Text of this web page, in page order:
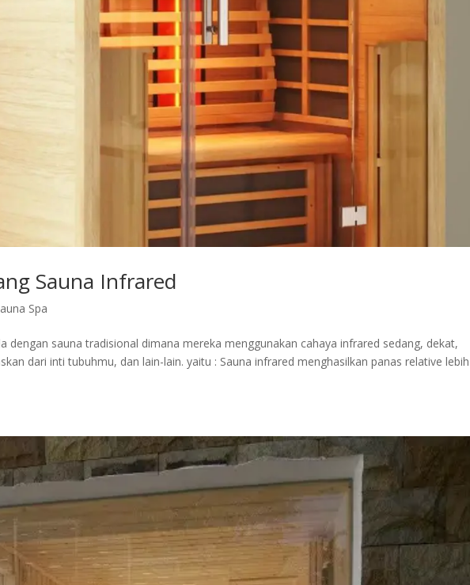
Sauna Infrared
Spa
dengan sauna tradisional dimana mereka menggunakan cahaya infrared sedang, dekat,
dari inti tubuhmu, dan lain-lain. yaitu : Sauna infrared menghasilkan panas relative lebih